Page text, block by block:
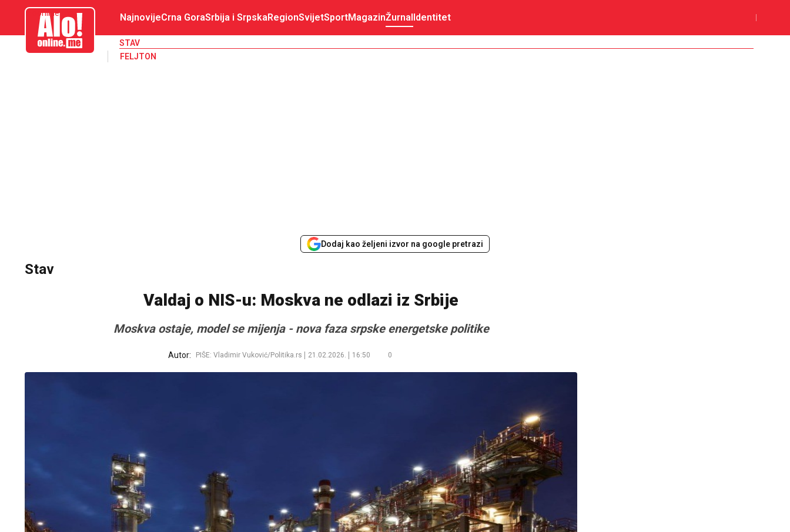
aloonline.me NajnovijeCrna GoraSrbija i SrpskaRegionSvijetSportMagazinŽurnalIdentitet
STAV
FELJTON
Dodaj kao željeni izvor na google pretrazi
Stav
Valdaj o NIS-u: Moskva ne odlazi iz Srbije
Moskva ostaje, model se mijenja - nova faza srpske energetske politike
Autor: PIŠE: Vladimir Vuković/Politika.rs 21.02.2026. 16:50 0